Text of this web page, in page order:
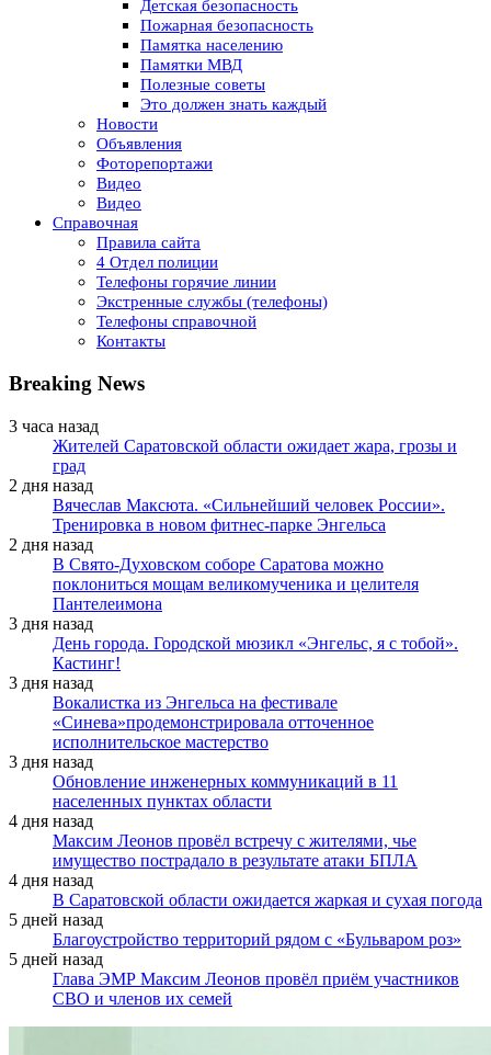
Детская безопасность
Пожарная безопасность
Памятка населению
Памятки МВД
Полезные советы
Это должен знать каждый
Новости
Объявления
Фоторепортажи
Видео
Видео
Справочная
Правила сайта
4 Отдел полиции
Телефоны горячие линии
Экстренные службы (телефоны)
Телефоны справочной
Контакты
Breaking News
3 часа назад
Жителей Саратовской области ожидает жара, грозы и
град
2 дня назад
Вячеслав Максюта. «Сильнейший человек России».
Тренировка в новом фитнес-парке Энгельса
2 дня назад
В Свято-Духовском соборе Саратова можно
поклониться мощам великомученика и целителя
Пантелеимона
3 дня назад
День города. Городской мюзикл «Энгельс, я с тобой».
Кастинг!
3 дня назад
Вокалистка из Энгельса на фестивале
«Синева»продемонстрировала отточенное
исполнительское мастерство
3 дня назад
Обновление инженерных коммуникаций в 11
населенных пунктах области
4 дня назад
Максим Леонов провёл встречу с жителями, чье
имущество пострадало в результате атаки БПЛА
4 дня назад
В Саратовской области ожидается жаркая и сухая погода
5 дней назад
Благоустройство территорий рядом с «Бульваром роз»
5 дней назад
Глава ЭМР Максим Леонов провёл приём участников
СВО и членов их семей